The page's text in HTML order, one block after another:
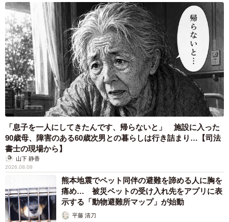
「息子を一人にしてきたんです、帰らないと」 施設に入った
90歳母、障害のある60歳次男との暮らしは行き詰まり…【司法
書士の現場から】
山下 静香
2026.08.08
熊本地震でペット同伴の避難を諦める人に胸を
痛め… 被災ペットの受け入れ先をアプリに表
示する「動物避難所マップ」が始動
平藤 清刀